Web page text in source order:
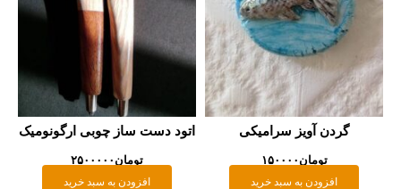
گردن آویز سرامیکی
۱۵۰۰۰۰
افزودن به سبد خرید
اتود دست ساز چوبی ارگونومیک
۲۵۰۰۰۰۰
افزودن به سبد خرید